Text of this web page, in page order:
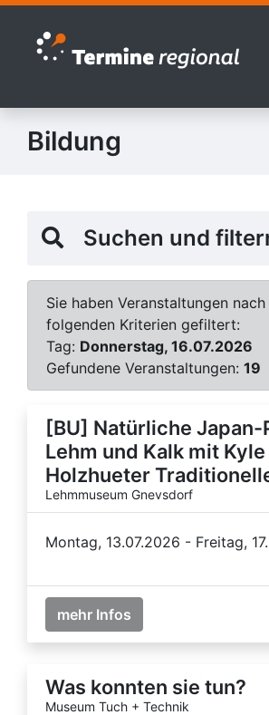
Zur Navigation springen
Zum Inhalt springen
Bildung
Suchen und
Sie haben Veranstaltungen
folgenden Kriterien gefiltert:
Tag: Donnerstag, 16.07.2026
Gefundene Veranstaltungen: 19
[BU] Natürliche Japan-
Lehm und Kalk mit Kyle
Holzhueter
Lehmmuseum Gnevsdorf
Montag, 13.07.2026 - Freitag,
mehr Infos
Was konnten sie tun?
Museum Tuch + Technik